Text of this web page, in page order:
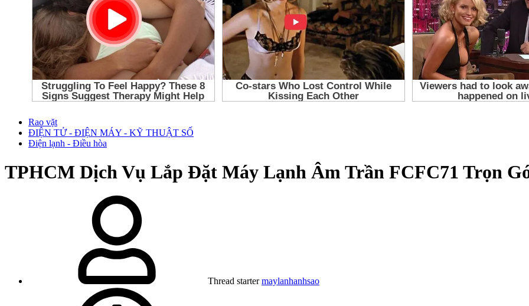
Rao vặt
ĐIỆN TỬ - ĐIỆN MÁY - KỸ THUẬT SỐ
Điện lạnh - Điều hòa
TPHCM Dịch Vụ Lắp Đặt Máy Lạnh Âm Trần FCFC71 Trọn
Thread starter maylanhanhsao